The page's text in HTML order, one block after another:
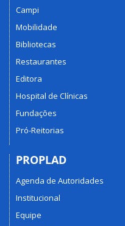
Campi
Mobilidade
Bibliotecas
Restaurantes
Editora
Hospital de Clínicas
Fundações
Pró-Reitorias
PROPLAD
Agenda de Autoridades
Institucional
Equipe